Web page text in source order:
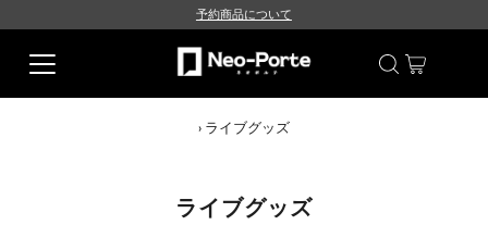
予約商品について
› ライブグッズ
ライブグッズ